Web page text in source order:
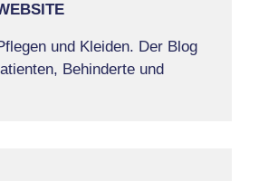
und Kleiden. Der Blog
Behinderte und